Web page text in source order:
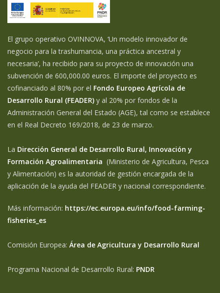
El grupo operativo OVINNOVA, ‘Un modelo innovador de
negocio para la trashumancia, una práctica ancestral y
necesaria’, ha recibido para su proyecto de innovación una
subvención de 600,000.00 euros. El importe del proyecto es
cofinanciado al 80% por el Fondo Europeo Agrícola de
Desarrollo Rural (FEADER) y al 20% por fondos de la
Administración General del Estado (AGE), tal como se establece
en el Real Decreto 169/2018, de 23 de marzo.
La Dirección General de Desarrollo Rural, Innovación y
Formación Agroalimentaria (Ministerio de Agricultura, Pesca
y Alimentación) es la autoridad de gestión encargada de la
aplicación de la ayuda del FEADER y nacional correspondiente.
Más información: https://ec.europa.eu/info/food-farming-
fisheries_es
Comisión Europea: Área de Agricultura y Desarrollo Rural
Programa Nacional de Desarrollo Rural: PNDR